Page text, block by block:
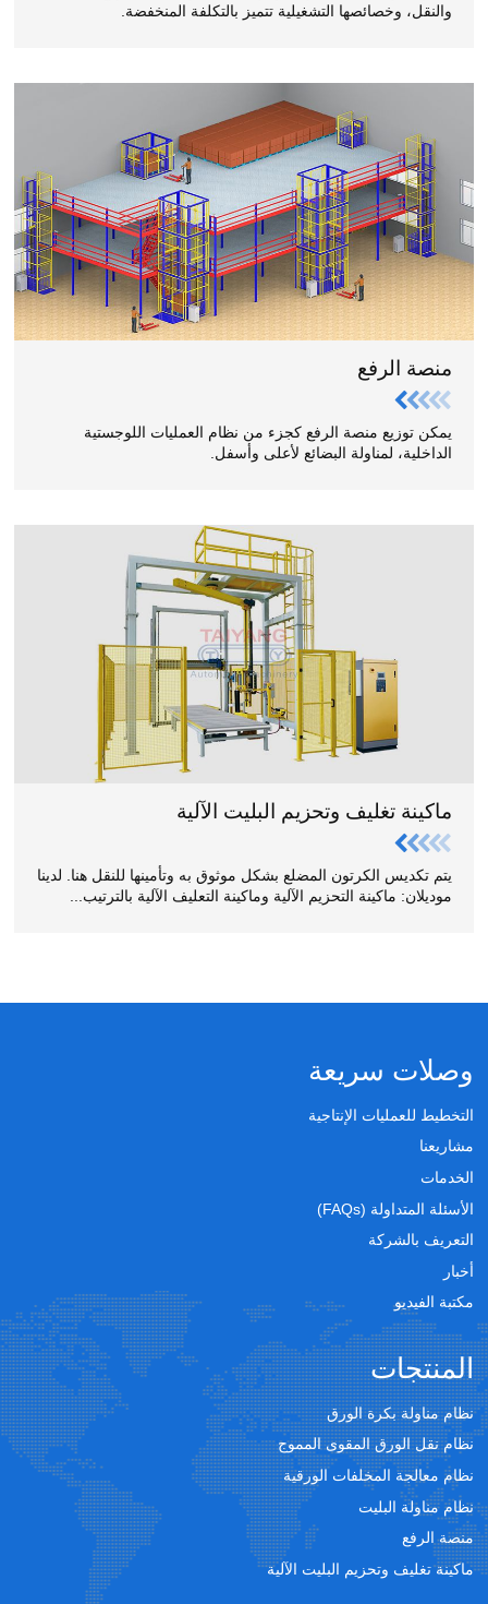
والنقل، وخصائصها التشغيلية تتميز بالتكلفة المنخفضة.
منصة الرفع
يمكن توزيع منصة الرفع كجزء من نظام العمليات اللوجستية
الداخلية، لمناولة البضائع لأعلى وأسفل.
ماكينة تغليف وتحزيم البليت الآلية
يتم تكديس الكرتون المضلع بشكل موثوق به وتأمينها للنقل هنا. لدينا
موديلان: ماكينة التحزيم الآلية وماكينة التعليف الآلية بالترتيب...
وصلات سريعة
التخطيط للعمليات الإنتاجية
مشاريعنا
الخدمات
الأسئلة المتداولة (FAQs)
التعريف بالشركة
أخبار
مكتبة الفيديو
المنتجات
نظام مناولة بكرة الورق
نظام نقل الورق المقوى المموج
نظام معالجة المخلفات الورقية
نظام مناولة البليت
منصة الرفع
ماكينة تغليف وتحزيم البليت الآلية